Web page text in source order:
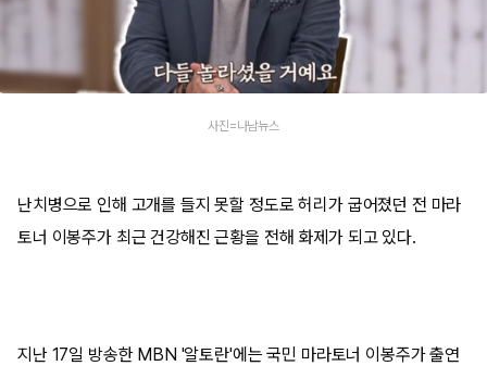
사진=나남뉴스
난치병으로 인해 고개를 들지 못할 정도로 허리가 굽어졌던 전 마라
토너 이봉주가 최근 건강해진 근황을 전해 화제가 되고 있다.
지난 17일 방송한 MBN '알토란'에는 국민 마라토너 이봉주가 출연